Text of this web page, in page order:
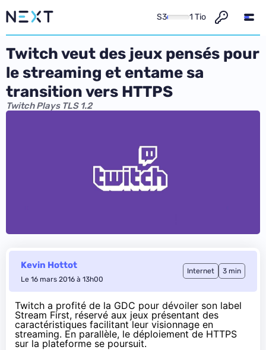
S3 1 Tio
Twitch veut des jeux pensés pour
le streaming et entame sa
transition vers HTTPS
Twitch Plays TLS 1.2
Kevin Hottot
Le 16 mars 2016 à 13h00
Internet 3 min
Twitch a profité de la GDC pour dévoiler son label
Stream First, réservé aux jeux présentant des
caractéristiques facilitant leur visionnage en
streaming. En parallèle, le déploiement de HTTPS
sur la plateforme se poursuit.